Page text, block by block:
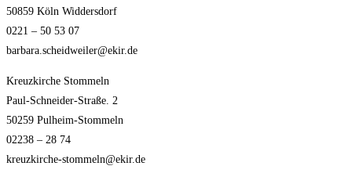
50859 Köln Widdersdorf
0221 – 50 53 07
barbara.scheidweiler@ekir.de
Kreuzkirche Stommeln
Paul-Schneider-Straße. 2
50259 Pulheim-Stommeln
02238 – 28 74
kreuzkirche-stommeln@ekir.de